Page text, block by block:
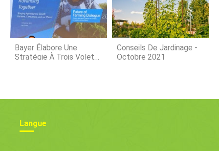
Bayer Élabore Une
Stratégie À Trois Volets
Conseils De Jardinage -
Octobre 2021
Langue